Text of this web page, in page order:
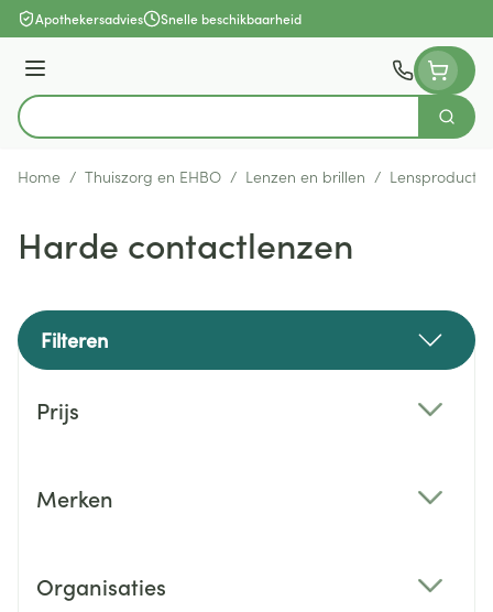
Ga naar de inhoud
Apothekersadvies Snelle beschikbaarheid
Menu
Product, merk, categorie...
Zoek
Home / Thuiszorg en EHBO / Lenzen en brillen / Lensproducten
Harde contactlenzen
Filteren
Prijs
Merken
Organisaties